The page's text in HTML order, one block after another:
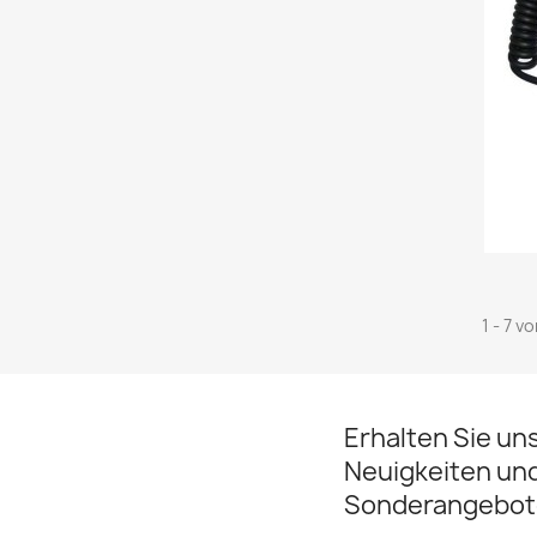
1 - 7
Erhalten Sie
Neuigkeiten